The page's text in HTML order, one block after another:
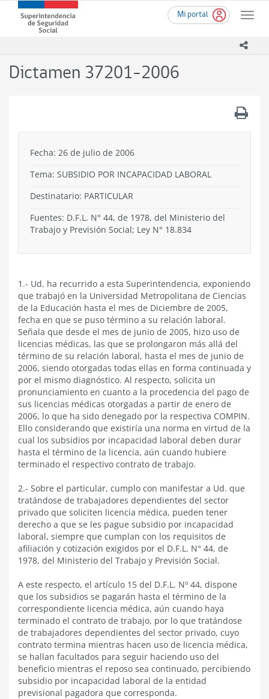
contenido
Mi portal
Toggle
Superintendencia
de
-
Dictamen 37201-2006
Fecha: 26 de julio de 2006
Tema: SUBSIDIO POR INCAPACIDAD LABORAL
Destinatario: PARTICULAR
Fuentes: D.F.L. N° 44, de 1978, del Ministerio del
Trabajo y Previsión Social; Ley N° 18.834
1.- Ud. ha recurrido a esta Superintendencia, exponiendo
que trabajó en la Universidad Metropolitana de Ciencias
de la Educación hasta el mes de Diciembre de 2005,
fecha en que se puso término a su relación laboral.
Señala que desde el mes de junio de 2005, hizo uso de
licencias médicas, las que se prolongaron más allá del
término de su relación laboral, hasta el mes de junio de
2006, siendo otorgadas todas ellas en forma continuada y
por el mismo diagnóstico. Al respecto, solicita un
pronunciamiento en cuanto a la procedencia del pago de
sus licencias médicas otorgadas a partir de enero de
2006, lo que ha sido denegado por la respectiva COMPIN.
Ello considerando que existiría una norma en virtud de la
cual los subsidios por incapacidad laboral deben durar
hasta el término de la licencia, aún cuando hubiere
terminado el respectivo contrato de trabajo.
2.- Sobre el particular, cumplo con manifestar a Ud. que
tratándose de trabajadores dependientes del sector
privado que soliciten licencia médica, pueden tener
derecho a que se les pague subsidio por incapacidad
laboral, siempre que cumplan con los requisitos de
afiliación y cotización exigidos por el D.F.L. N° 44, de
1978, del Ministerio del Trabajo y Previsión Social.
A este respecto, el artículo 15 del D.F.L. Nº 44, dispone
que los subsidios se pagarán hasta el término de la
correspondiente licencia médica, aún cuando haya
terminado el contrato de trabajo, por lo que tratándose
de trabajadores dependientes del sector privado, cuyo
contrato termina mientras hacen uso de licencia médica,
se hallan facultados para seguir haciendo uso del
beneficio mientras el reposo sea continuado, percibiendo
subsidio por incapacidad laboral de la entidad
previsional pagadora que corresponda.